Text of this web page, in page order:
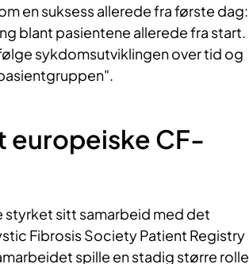
en suksess allerede fra første dag:
blant pasientene allerede fra start.
sykdomsutviklingen over tid og
europeiske CF-
styrket sitt samarbeid med det
Fibrosis Society Patient Registry
spille en stadig større rolle